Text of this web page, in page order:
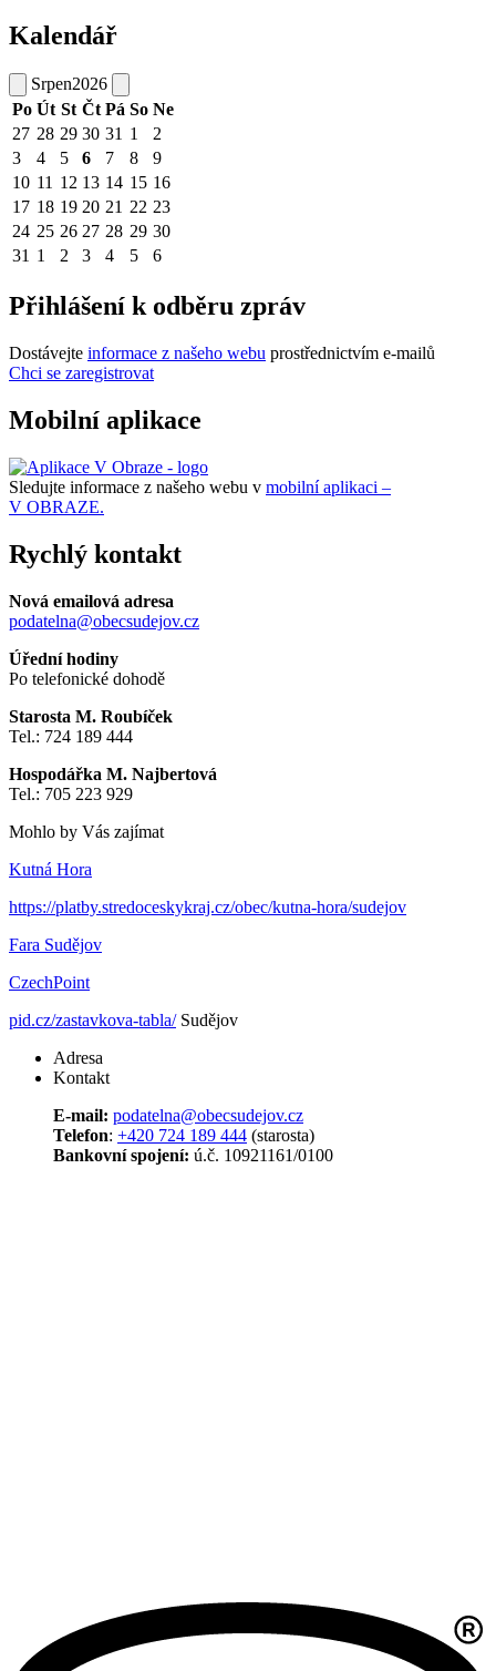
Kalendář
Srpen2026
Po Út St Čt Pá So Ne
27 28 29 30 31 1
2
3
4 5 6 7 8
9
10 11 12 13 14 15 16
17 18 19 20 21 22 23
24 25 26 27 28 29 30
31 1 2 3 4 5 6
Přihlášení k odběru zpráv
Dostávejte informace z našeho webu prostřednictvím e-mailů
Chci se zaregistrovat
Mobilní aplikace
Sledujte informace z našeho webu v mobilní aplikaci –
V OBRAZE.
Rychlý kontakt
Nová emailová adresa
podatelna@obecsudejov.cz
Úřední hodiny
Po telefonické dohodě
Starosta M. Roubíček
Tel.: 724 189 444
Hospodářka M. Najbertová
Tel.: 705 223 929
Mohlo by Vás zajímat
Kutná Hora
https://platby.stredoceskykraj.cz/obec/kutna-hora/sudejov
Fara Sudějov
CzechPoint
pid.cz/zastavkova-tabla/Sudějov
Adresa
Kontakt
E-mail: podatelna@obecsudejov.cz
Telefon: +420 724 189 444 (starosta)
Bankovní spojení: ú.č. 10921161/0100